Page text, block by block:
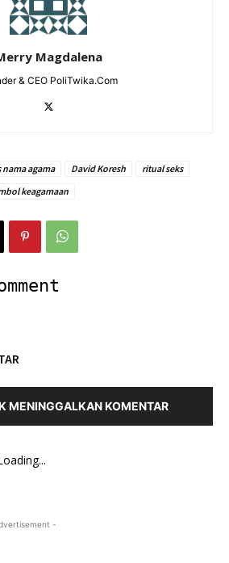
Magdalena
& CEO PoliTwika.Com
nama agama David Koresh
ritual seks
keagamaan
MENINGGALKAN KOMENTAR
-